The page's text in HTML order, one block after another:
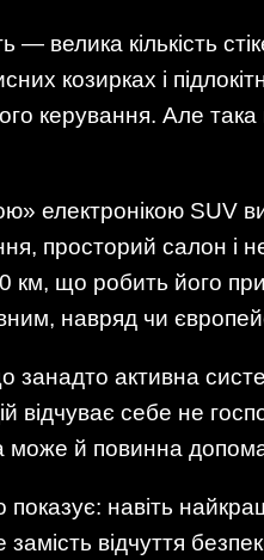
— велика кількість
козирках і
керування. Але
електронікою SUV
просторий салон і
км, що робить його
навряд чи
занадто активна
відчуває себе не
може й повинна
навіть
замість відчуття